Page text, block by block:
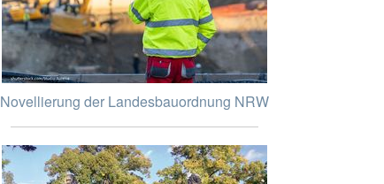
Novellierung der Landesbauordnung NRW